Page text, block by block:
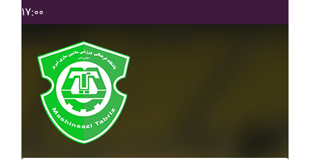
۱۷:۰۰